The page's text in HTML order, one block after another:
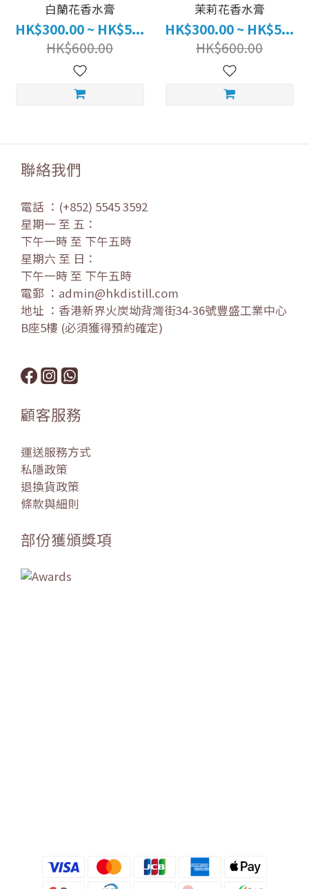
白蘭花香水膏
HK$300.00 ~ HK$5...
HK$600.00
茉莉花香水膏
HK$300.00 ~ HK$5...
HK$600.00
聯絡我們
電話 ：(+852) 5545 3592
星期一 至 五：
下午一時 至 下午五時
星期六 至 日：
下午一時 至 下午五時
電郵 ：admin@hkdistill.com
地址 ：香港新界火炭坳背灣街34-36號豐盛工業中心
B座5樓 (必須獲得預約確定)
顧客服務
運送服務方式
私隱政策
退換貨政策
條款與細則
部份獲頒獎項